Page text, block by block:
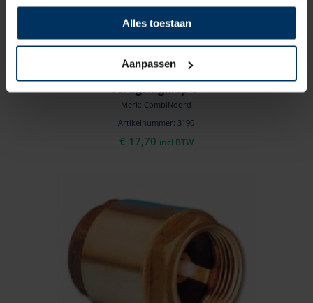
Alles toestaan
Aanpassen
Terugslagklep 1″
Merk: CombiNoord
Artikelnummer: 3190
€ 17,70 incl BTW